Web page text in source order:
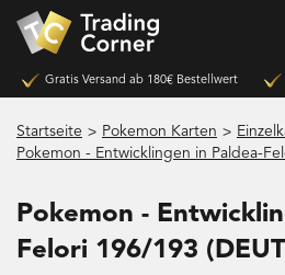
Gratis Versand ab 180€ Bestellwert
Startseite > Pokemon Karten >
Pokemon - Entwicklingen in Paldea-
Pokemon -
Felori 196/193